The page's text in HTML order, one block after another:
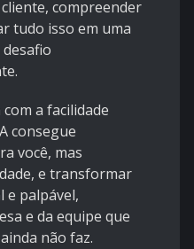
compreender
tudo isso em uma
a facilidade
consegue
você, mas
e transformar
e palpável,
e da equipe que
não faz.